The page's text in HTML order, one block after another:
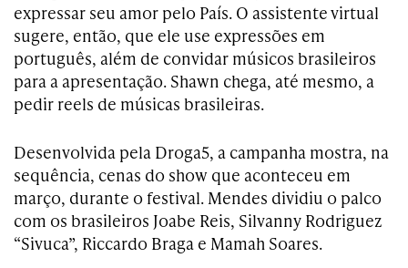
expressar seu amor pelo País. O assistente virtual
sugere, então, que ele use expressões em
português, além de convidar músicos brasileiros
para a apresentação. Shawn chega, até mesmo, a
pedir reels de músicas brasileiras.
Desenvolvida pela Droga5, a campanha mostra, na
sequência, cenas do show que aconteceu em
março, durante o festival. Mendes dividiu o palco
com os brasileiros Joabe Reis, Silvanny Rodriguez
“Sivuca”, Riccardo Braga e Mamah Soares.